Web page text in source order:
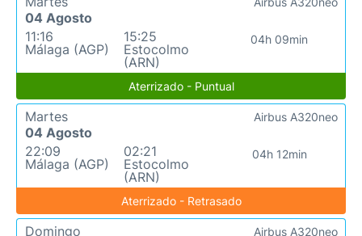
04 Agosto
11:16
Málaga (AGP)
15:25
Estocolmo
(ARN)
04h 09min
Aterrizado - Puntual
Martes
04 Agosto
22:09
Málaga (AGP)
02:21
Estocolmo
(ARN)
04h 12min
Airbus A320neo
Aterrizado - Retrasado
Domingo
Airbus A320neo